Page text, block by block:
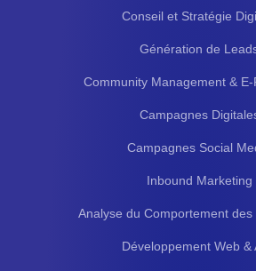
Conseil et Stratégie
Génération de
Community Management &
Campagnes
Campagnes Social
Inbound Marketing
Analyse du Comportement
Développement Web &